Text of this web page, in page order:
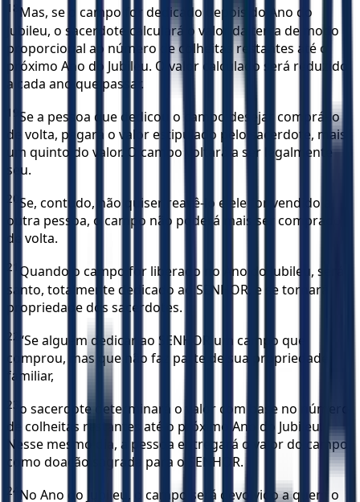
18 Mas, se o campo for dedicado depois do Ano do
Jubileu, o sacerdote calculará o valor da terra de modo
proporcional ao número de colheitas restantes até o
próximo Ano do Jubileu. O valor calculado será reduzido
a cada ano que passar.
19 Se a pessoa que dedicou o campo desejar comprá-lo
de volta, pagará o valor estipulado pelo sacerdote, mais
um quinto do valor. O campo voltará a ser legalmente
seu.
20 Se, contudo, não quiser reavê-lo e ele for vendido a
outra pessoa, o campo não poderá mais ser comprado
de volta.
21
Quando o campo for liberado no Ano do Jubileu, será
santo, totalmente dedicado ao SENHOR, e se tornará
propriedade dos sacerdotes.
22 “Se alguém dedicar ao SENHOR um campo que
comprou, mas que não faz parte de sua propriedade
familiar,
23 o sacerdote determinará o valor com base no número
de colheitas restantes até o próximo Ano do Jubileu.
Nesse mesmo dia, a pessoa entregará o valor do campo
como doação sagrada para o SENHOR.
24 No Ano do Jubileu, o campo será devolvido a quem o